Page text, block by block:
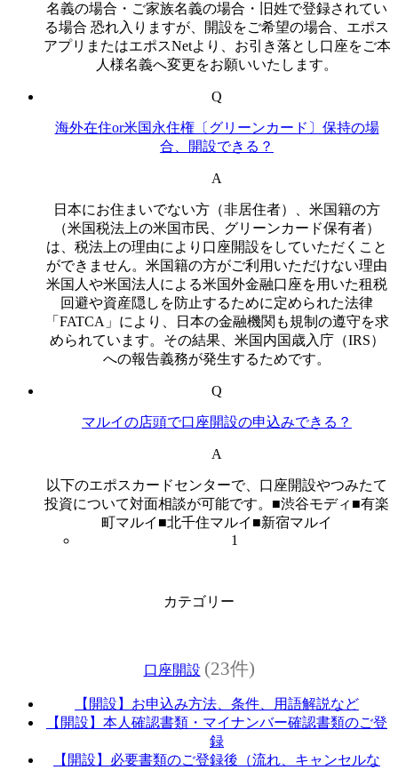
名義の場合・ご家族名義の場合・旧姓で登録されてい
る場合 恐れ入りますが、開設をご希望の場合、エポス
アプリまたはエポスNetより、お引き落とし口座をご本
人様名義へ変更をお願いいたします。
Q
海外在住or米国永住権〔グリーンカード〕保持の場
合、開設できる？
A
日本にお住まいでない方（非居住者）、米国籍の方
（米国税法上の米国市民、グリーンカード保有者）
は、税法上の理由により口座開設をしていただくこと
ができません。米国籍の方がご利用いただけない理由
米国人や米国法人による米国外金融口座を用いた租税
回避や資産隠しを防止するために定められた法律
「FATCA」により、日本の金融機関も規制の遵守を求
められています。その結果、米国内国歳入庁（IRS）
への報告義務が発生するためです。
Q
マルイの店頭で口座開設の申込みできる？
A
以下のエポスカードセンターで、口座開設やつみたて
投資について対面相談が可能です。■渋谷モディ■有楽
町マルイ■北千住マルイ■新宿マルイ
1
カテゴリー
口座開設 (23件)
【開設】お申込み方法、条件、用語解説など
【開設】本人確認書類・マイナンバー確認書類のご登
録
【開設】必要書類のご登録後（流れ、キャンセルな